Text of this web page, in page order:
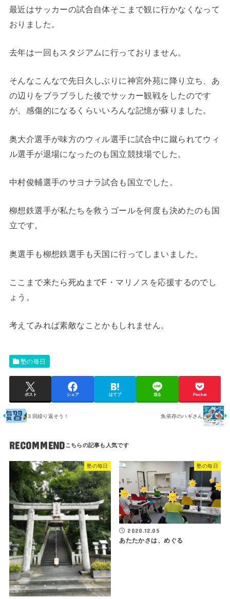
最近はサッカーの試合自体そこまで観に行かなくなって
おりました。
去年は一回もスタジアムに行っておりません。
そんなこんなで先日久しぶりに神宮外苑に降り立ち、あ
の辺りをブラブラした後でサッカー観戦をしたのです
が、感傷的になるくらいいろんな記憶が蘇りました。
奥大介選手が味方のウィル選手に試合中に蹴られてウィ
ル選手が退場になったのも国立競技場でした。
中村俊輔選手のサヨナラ試合も国立でした。
柳想鉄選手が私たちを救うゴールを何度も決めたのも国
立です。
奥選手も柳想鉄選手も天国に行ってしまいました。
ここまで来たら死ぬまでF・マリノスを応援するのでし
ょう。
考えてみれば素敵なことかもしれません。
塾の毎日
ポスト シェア はてブ 送る Pocket
３回繰り返そう！ 魚依存のハギさん
RECOMMEND
塾の毎日 塾の毎日
2020.12.05
あたたかさは、めぐる